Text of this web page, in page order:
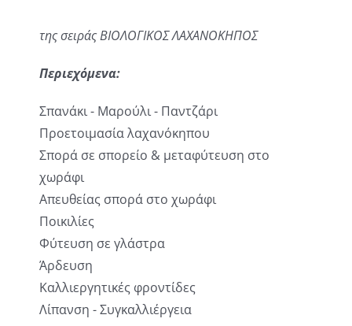
της σειράς ΒΙΟΛΟΓΙΚΟΣ ΛΑΧΑΝΟΚΗΠΟΣ
Περιεχόμενα:
Σπανάκι - Μαρούλι - Παντζάρι
Προετοιμασία λαχανόκηπου
Σπορά σε σπορείο & μεταφύτευση στο
χωράφι
Απευθείας σπορά στο χωράφι
Ποικιλίες
Φύτευση σε γλάστρα
Άρδευση
Καλλιεργητικές φροντίδες
Λίπανση - Συγκαλλιέργεια